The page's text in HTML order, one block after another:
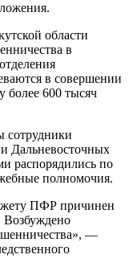
области
в
в совершении
более 600 тысяч
сотрудники
Дальневосточных
распорядились по
полномочия.
ПФР причинен
Возбуждено
—